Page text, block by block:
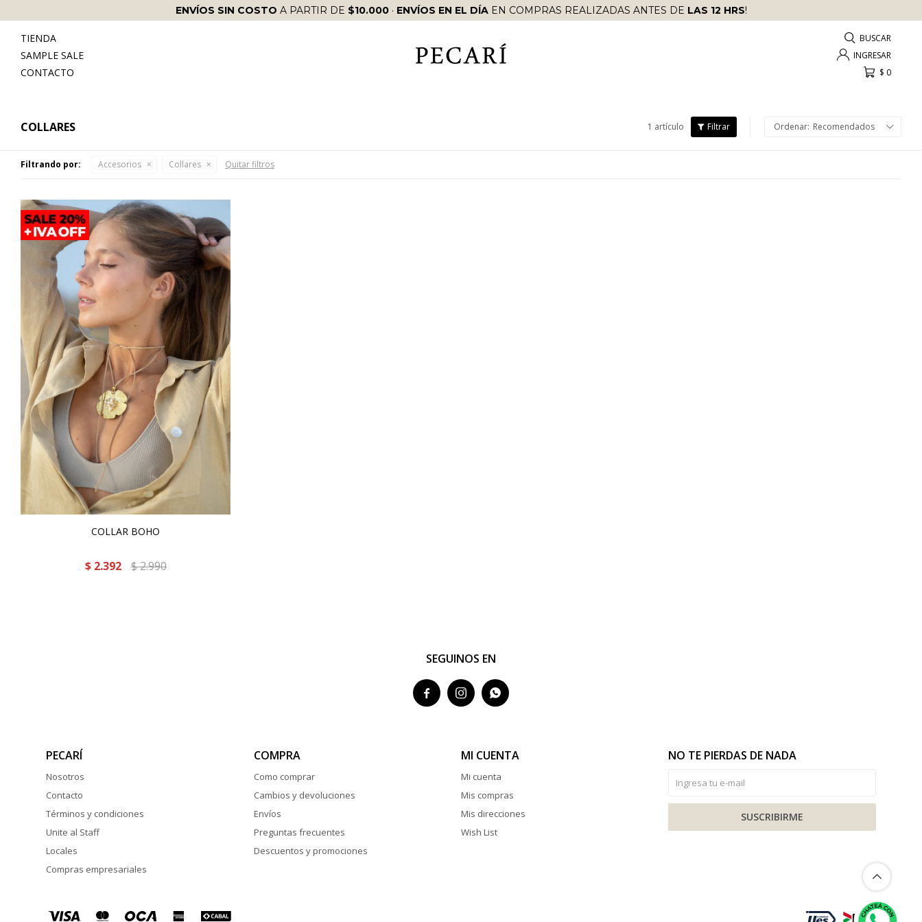
ENVÍOS SIN COSTO A PARTIR DE $10.000· ENVÍOS EN EL DÍAEN COMPRAS REALIZADAS ANTES DE LAS 12 HRS!
TIENDA
SAMPLE SALE
CONTACTO
$ 0
COLLARES 1 artículo Recomendados
Filtrando por: Accesorios Collares Quitar filtros
COLLAR BOHO
$ 2.392 $2.990
SEGUINOS EN
  
PECARÍ
Nosotros
Contacto
Términos y condiciones
Unite al Staff
Locales
Compras empresariales
COMPRA
Como comprar
Cambios y devoluciones
Envíos
Preguntas frecuentes
Descuentos y promociones
MI CUENTA
Mi cuenta
Mis compras
Mis direcciones
Wish List
NO TE PIERDAS DE NADA
SUSCRIBIRME